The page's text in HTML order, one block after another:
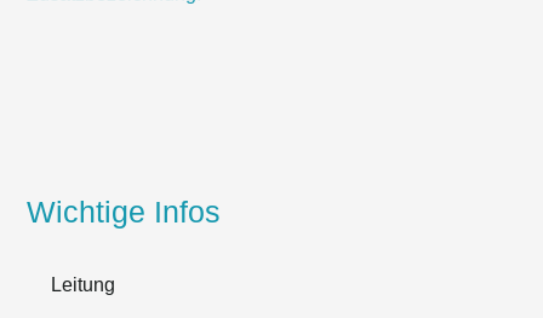
Wichtige Infos
Leitung